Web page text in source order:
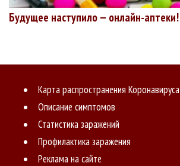
Будущее наступило — онлайн-аптеки!
Карта распространения Коронавируса
Описание симптомов
Статистика заражений
Профилактика заражения
Реклама на сайте